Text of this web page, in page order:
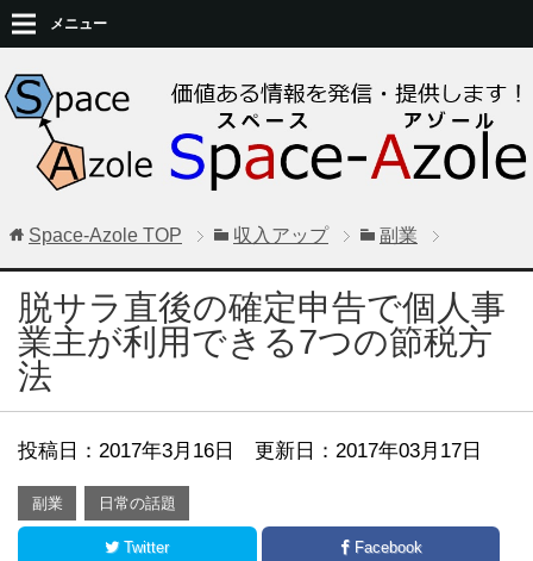
メニュー
Space-Azole TOP 収入アップ 副業
脱サラ直後の確定申告で個人事
業主が利用できる7つの節税方
法
投稿日： 2017年3月16日 更新日：2017年03月17日
副業 日常の話題
Twitter Facebook